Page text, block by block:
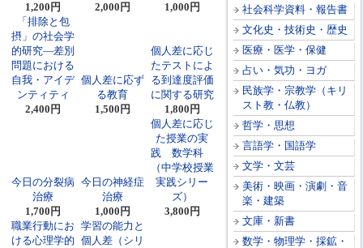
社会科学資料・報告書
文化史・技術史・歴史
医療・医学・保健
占い・気功・ヨガ
民族学・宗教学（キリ
スト教・仏教）
哲学・思想
言語学・国語学
文学・文芸
美術・映画・演劇・音
楽・建築
文庫・新書
数学・物理学・採鉱・
1,200円
2,000円
1,000円
「排除と包
摂」の社会学
的研究―差別
問題における
自我・アイデ
ンティティ
2,400円
個人差に応ず
る教育
1,500円
個人差に応じ
たテストによ
る到達度評価
に関する研究
1,800円
今日の分裂病
治療
1,700円
今日の神経症
治療
1,000円
個人差に応じ
た授業の実
践 数学科
（中学校授業
実践シリー
ズ）
3,800円
職業行動にお
ける心理学的
学習の能力と
個人差（シリ